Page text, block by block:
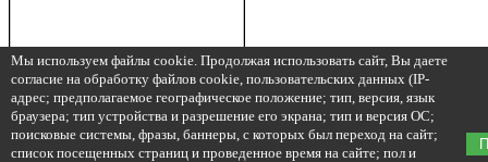
Мы используем файлы cookie. Продолжая использовать сайт, Вы даете
согласие на обработку файлов cookie, пользовательских данных (IP-
адрес; предполагаемое географическое положение; тип, версия, язык
браузера; тип устройства и разрешение его экрана; тип и версия ОС;
поисковые системы, фразы, баннеры, с которых был переход на сайт;
список посещенных страниц и проведенное время на сайте; пол и